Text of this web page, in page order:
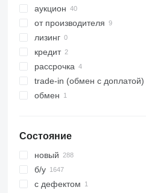
аукцион
от производителя
лизинг
кредит
рассрочка
trade-in (обмен с доплатой)
обмен
Состояние
новый
б/у
с дефектом